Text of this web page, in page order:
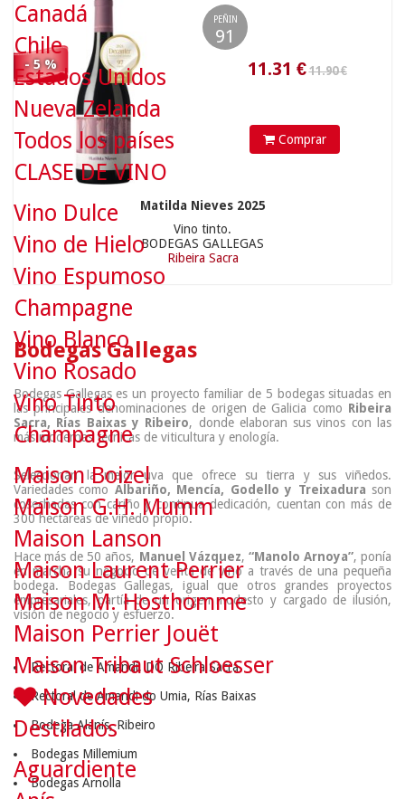
- 5 %
PEÑIN
91
Comprar
Matilda Nieves 2025
Vino tinto.
BODEGAS GALLEGAS
Ribeira Sacra
Bodegas Gallegas
Bodegas Gallegas es un proyecto familiar de 5 bodegas situadas en
las principales denominaciones de origen de Galicia como Ribeira
Sacra, Rías Baixas y Ribeiro, donde elaboran sus vinos con las
más modernas técnicas de viticultura y enología.
Seleccionan la mejor uva que ofrece su tierra y sus viñedos.
Variedades como Albariño, Mencía, Godello y Treixadura son
cosechadas con cariño y continua dedicación, cuentan con más de
300 hectáreas de viñedo propio.
Hace más de 50 años, Manuel Vázquez, “Manolo Arnoya”, ponía
en marcha su negocio de venta de vino a través de una pequeña
bodega. Bodegas Gallegas, igual que otros grandes proyectos
empresariales, partía de un origen modesto y cargado de ilusión,
visión de negocio y esfuerzo.
Rectoral de Amandi, DO Ribeira Sacra
Rectoral de Amandi do Umia, Rías Baixas
Bodega Alanís, Ribeiro
Bodegas Millemium
Bodegas Arnolla
Canadá
Chile
Estados Unidos
Nueva Zelanda
Todos los países
CLASE DE VINO
Vino Dulce
Vino de Hielo
Vino Espumoso
Champagne
Vino Blanco
Vino Rosado
Vino Tinto
Champagne
Maison Boizel
Maison G.H. Mumm
Maison Lanson
Maison Laurent Perrier
Maison M. Hosthomme
Maison Perrier Jouët
Maison Tribaut Schloesser
Novedades
Destilados
Aguardiente